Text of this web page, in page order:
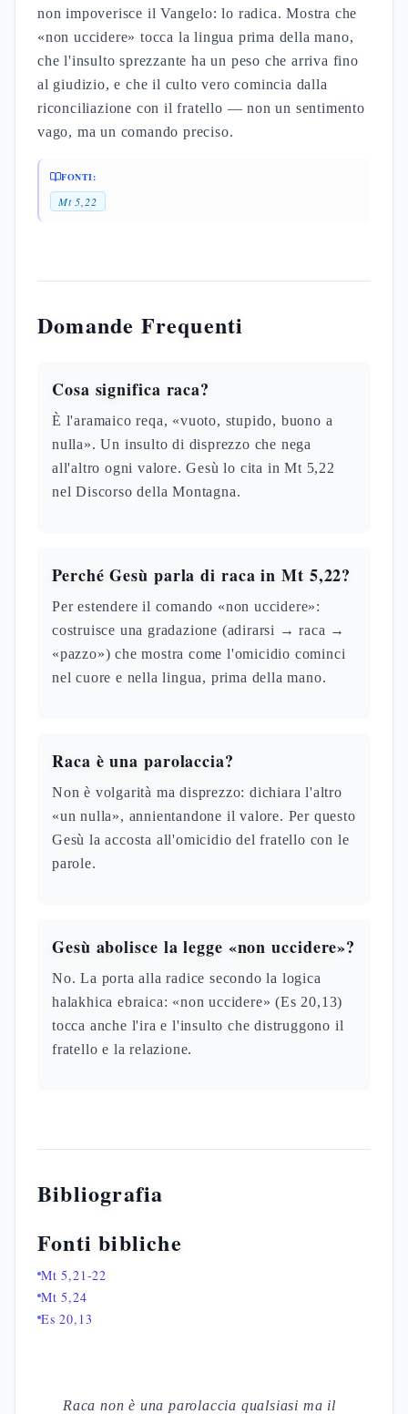
non impoverisce il Vangelo: lo radica. Mostra che
«non uccidere» tocca la lingua prima della mano,
che l'insulto sprezzante ha un peso che arriva fino
al giudizio, e che il culto vero comincia dalla
riconciliazione con il fratello — non un sentimento
vago, ma un comando preciso.
FONTI:
Mt 5,22
Domande Frequenti
Cosa significa raca?
È l'aramaico reqa, «vuoto, stupido, buono a
nulla». Un insulto di disprezzo che nega
all'altro ogni valore. Gesù lo cita in Mt 5,22
nel Discorso della Montagna.
Perché Gesù parla di raca in Mt 5,22?
Per estendere il comando «non uccidere»:
costruisce una gradazione (adirarsi → raca →
«pazzo») che mostra come l'omicidio cominci
nel cuore e nella lingua, prima della mano.
Raca è una parolaccia?
Non è volgarità ma disprezzo: dichiara l'altro
«un nulla», annientandone il valore. Per questo
Gesù la accosta all'omicidio del fratello con le
parole.
Gesù abolisce la legge «non uccidere»?
No. La porta alla radice secondo la logica
halakhica ebraica: «non uccidere» (Es 20,13)
tocca anche l'ira e l'insulto che distruggono il
fratello e la relazione.
Bibliografia
Fonti bibliche
Mt 5,21-22
Mt 5,24
Es 20,13
Raca non è una parolaccia qualsiasi ma il